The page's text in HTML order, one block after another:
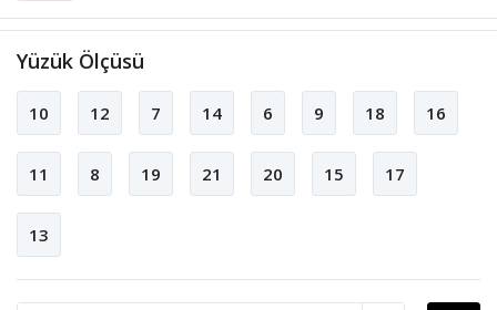
Yüzük Ölçüsü
10 12 7 14 6 9 18 16
11 8 19 21 20 15 17
13